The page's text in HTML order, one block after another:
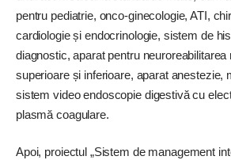
pentru pediatrie, onco-ginecologie, ATI,
cardiologie și endocrinologie, sistem de
diagnostic, aparat pentru
superioare și inferioare, aparat anestezie,
sistem video endoscopie digestivă cu
plasmă coagulare.
Apoi, proiectul „Sistem de management